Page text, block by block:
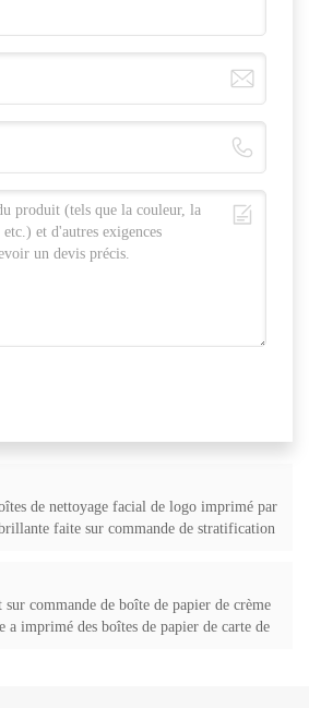
de nettoyage facial de logo imprimé par
faite sur commande de stratification
commande de boîte de papier de crème
a imprimé des boîtes de papier de carte de